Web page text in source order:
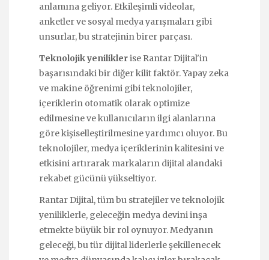
anlamına geliyor. Etkileşimli videolar,
anketler ve sosyal medya yarışmaları gibi
unsurlar, bu stratejinin birer parçası.
Teknolojik yeniliklerise Rantar Dijital'in
başarısındaki bir diğer kilit faktör. Yapay zeka
ve makine öğrenimi gibi teknolojiler,
içeriklerin otomatik olarak optimize
edilmesine ve kullanıcıların ilgi alanlarına
göre kişiselleştirilmesine yardımcı oluyor. Bu
teknolojiler, medya içeriklerinin kalitesini ve
etkisini artırarak markaların dijital alandaki
rekabet gücünü yükseltiyor.
Rantar Dijital, tüm bu stratejiler ve teknolojik
yeniliklerle, geleceğin medya devini inşa
etmekte büyük bir rol oynuyor. Medyanın
geleceği, bu tür dijital liderlerle şekillenecek